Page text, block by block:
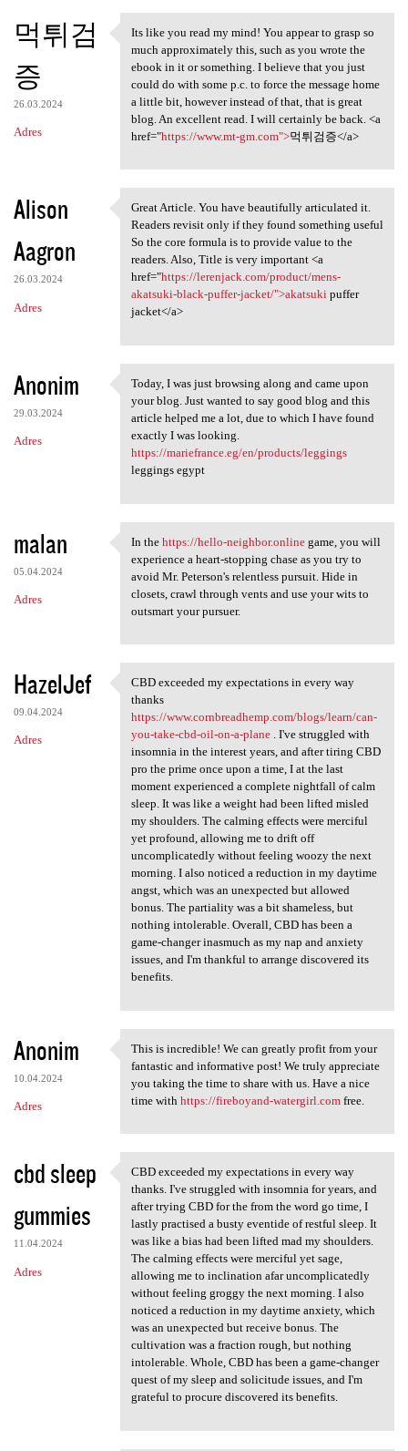
먹튀검
증
26.03.2024
Adres
Its like you read my mind!
Its like you read my mind! You appear to grasp so
much approximately this, such as you wrote the
ebook in it or something. I believe that you just
could do with some p.c. to force the message home
a little bit, however instead of that, that is great
blog. An excellent read. I will certainly be back. <a
href="https://www.mt-gm.com">먹튀검증</a>
Alison
Aagron
26.03.2024
Adres
Great Article. You have
Great Article. You have beautifully articulated it.
Readers revisit only if they found something useful
So the core formula is to provide value to the
readers. Also, Title is very important <a
href="https://lerenjack.com/product/mens-
akatsuki-black-puffer-jacket/">akatsukipuffer
jacket</a>
Anonim
29.03.2024
Adres
Today, I was just browsing
Today, I was just browsing along and came upon
your blog. Just wanted to say good blog and this
article helped me a lot, due to which I have found
exactly I was looking.
https://mariefrance.eg/en/products/leggings
leggings egypt
malan
05.04.2024
Adres
In the https://hello-neighbor
In the https://hello-neighbor.onlinegame, you will
experience a heart-stopping chase as you try to
avoid Mr. Peterson's relentless pursuit. Hide in
closets, crawl through vents and use your wits to
outsmart your pursuer.
HazelJef
09.04.2024
Adres
CBD exceeded my expectations
CBD exceeded my expectations in every way
thanks
https://www.cornbreadhemp.com/blogs/learn/can-
you-take-cbd-oil-on-a-plane. I've struggled with
insomnia in the interest years, and after tiring CBD
pro the prime once upon a time, I at the last
moment experienced a complete nightfall of calm
sleep. It was like a weight had been lifted misled
my shoulders. The calming effects were merciful
yet profound, allowing me to drift off
uncomplicatedly without feeling woozy the next
morning. I also noticed a reduction in my daytime
angst, which was an unexpected but allowed
bonus. The partiality was a bit shameless, but
nothing intolerable. Overall, CBD has been a
game-changer inasmuch as my nap and anxiety
issues, and I'm thankful to arrange discovered its
benefits.
Anonim
10.04.2024
Adres
This is incredible! We can
This is incredible! We can greatly profit from your
fantastic and informative post! We truly appreciate
you taking the time to share with us. Have a nice
time with https://fireboyand-watergirl.comfree.
cbd sleep
gummies
11.04.2024
Adres
CBD exceeded my expectations
CBD exceeded my expectations in every way
thanks. I've struggled with insomnia for years, and
after trying CBD for the from the word go time, I
lastly practised a busty eventide of restful sleep. It
was like a bias had been lifted mad my shoulders.
The calming effects were merciful yet sage,
allowing me to inclination afar uncomplicatedly
without feeling groggy the next morning. I also
noticed a reduction in my daytime anxiety, which
was an unexpected but receive bonus. The
cultivation was a fraction rough, but nothing
intolerable. Whole, CBD has been a game-changer
quest of my sleep and solicitude issues, and I'm
grateful to procure discovered its benefits.